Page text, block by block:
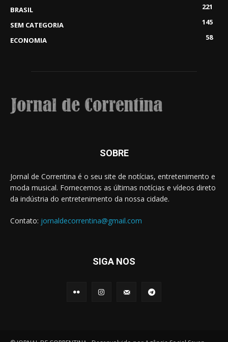
BRASIL
221
SEM CATEGORIA
145
ECONOMIA
58
SOBRE
Jornal de Correntina é o seu site de notícias, entretenimento e
moda musical. Fornecemos as últimas notícias e vídeos direto
da indústria do entretenimento da nossa cidade.
Contato: jornaldecorrentina@gmail.com
SIGA NOS